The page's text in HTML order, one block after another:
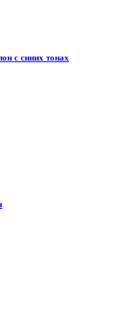
с синих тонах